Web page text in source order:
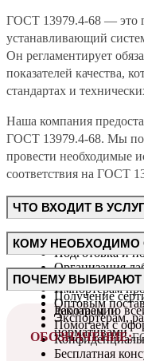
ГОСТ 13979.4-68 — это
устанавливающий
Он регламентирует
показателей качества,
стандартах и
Наша компания
ГОСТ 13979.4-68. Мы
провести необходимые
соответствия на ГОСТ
ЧТО ВХОДИТ В
Консультация
Подготовка и
Организация
необходимости)
Получение
декларации
КОМУ
Производителям
Импортёрам
Оптовым
Экспортёрам,
нормативами
ПОЧЕМУ ВЫБИРАЮТ
Работаем по
Помогаем с
Бесплатная
ОБОЗНАЧЕНИЕ: